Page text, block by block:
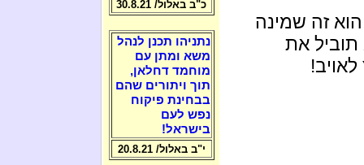
זה שמינה
את
כ"ב באלול/ 30.8.21
נתניהו תכנן לנהל
משא ומתן עם
מוחמד דחלאן,
תוך ויתורים שהם
בבחינת פיקוח
נפש לעם
בישראל!
י"ב באלול/ 20.8.21